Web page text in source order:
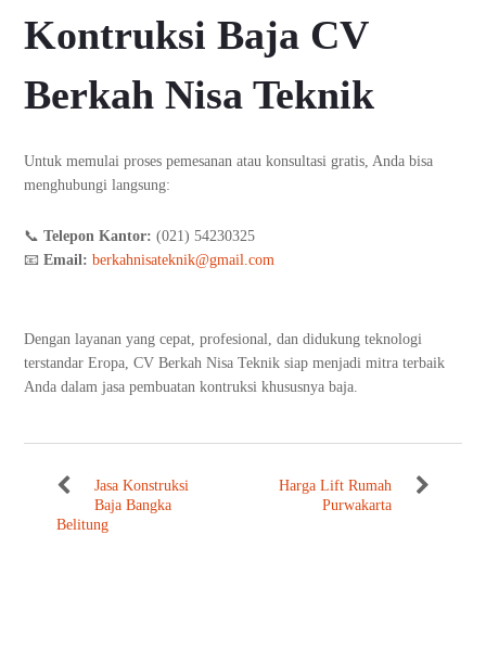
Kontruksi Baja CV
Berkah Nisa Teknik
Untuk memulai proses pemesanan atau konsultasi gratis, Anda bisa
menghubungi langsung:
📞Telepon Kantor: (021) 54230325
📧Email: berkahnisateknik@gmail.com
Dengan layanan yang cepat, profesional, dan didukung teknologi
terstandar Eropa, CV Berkah Nisa Teknik siap menjadi mitra terbaik
Anda dalam jasa pembuatan kontruksi khususnya baja.
Jasa Konstruksi
Baja Bangka
Belitung
Harga Lift Rumah
Purwakarta